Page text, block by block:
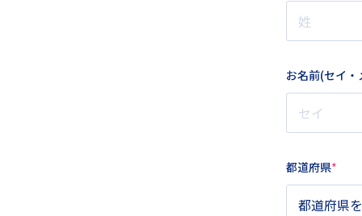
お名前(セイ・
都道府県